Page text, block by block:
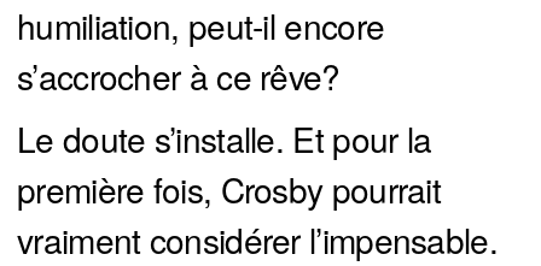
humiliation, peut-il encore
s’accrocher à ce rêve?
Le doute s’installe. Et pour la
première fois, Crosby pourrait
vraiment considérer l’impensable.